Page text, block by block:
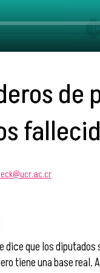
de
dice que los
tiene una base